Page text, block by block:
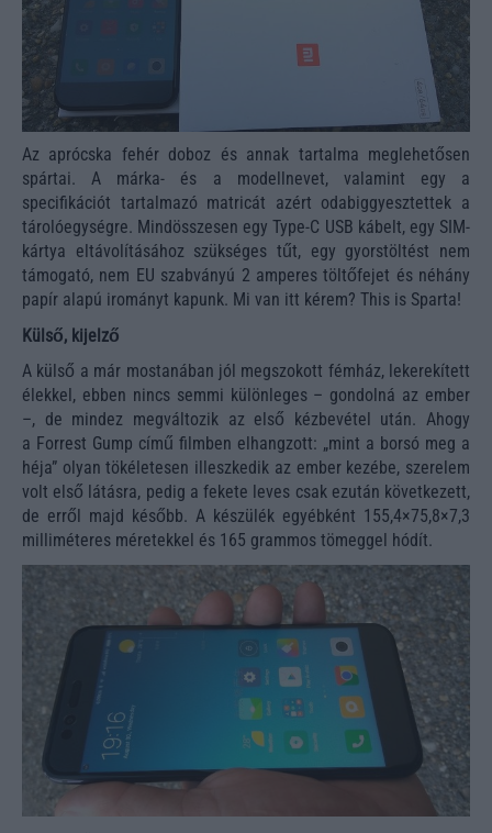
Az aprócska fehér doboz és annak tartalma meglehetősen
spártai. A márka- és a modellnevet, valamint egy a
specifikációt tartalmazó matricát azért odabiggyesztettek a
tárolóegységre. Mindösszesen egy Type-C USB kábelt, egy SIM-
kártya eltávolításához szükséges tűt, egy gyorstöltést nem
támogató, nem EU szabványú 2 amperes töltőfejet és néhány
papír alapú irományt kapunk. Mi van itt kérem? This is Sparta!
Külső, kijelző
A külső a már mostanában jól megszokott fémház, lekerekített
élekkel, ebben nincs semmi különleges – gondolná az ember
–, de mindez megváltozik az első kézbevétel után. Ahogy
a Forrest Gump című filmben elhangzott: „mint a borsó meg a
héja” olyan tökéletesen illeszkedik az ember kezébe, szerelem
volt első látásra, pedig a fekete leves csak ezután következett,
de erről majd később. A készülék egyébként 155,4×75,8×7,3
milliméteres méretekkel és 165 grammos tömeggel hódít.